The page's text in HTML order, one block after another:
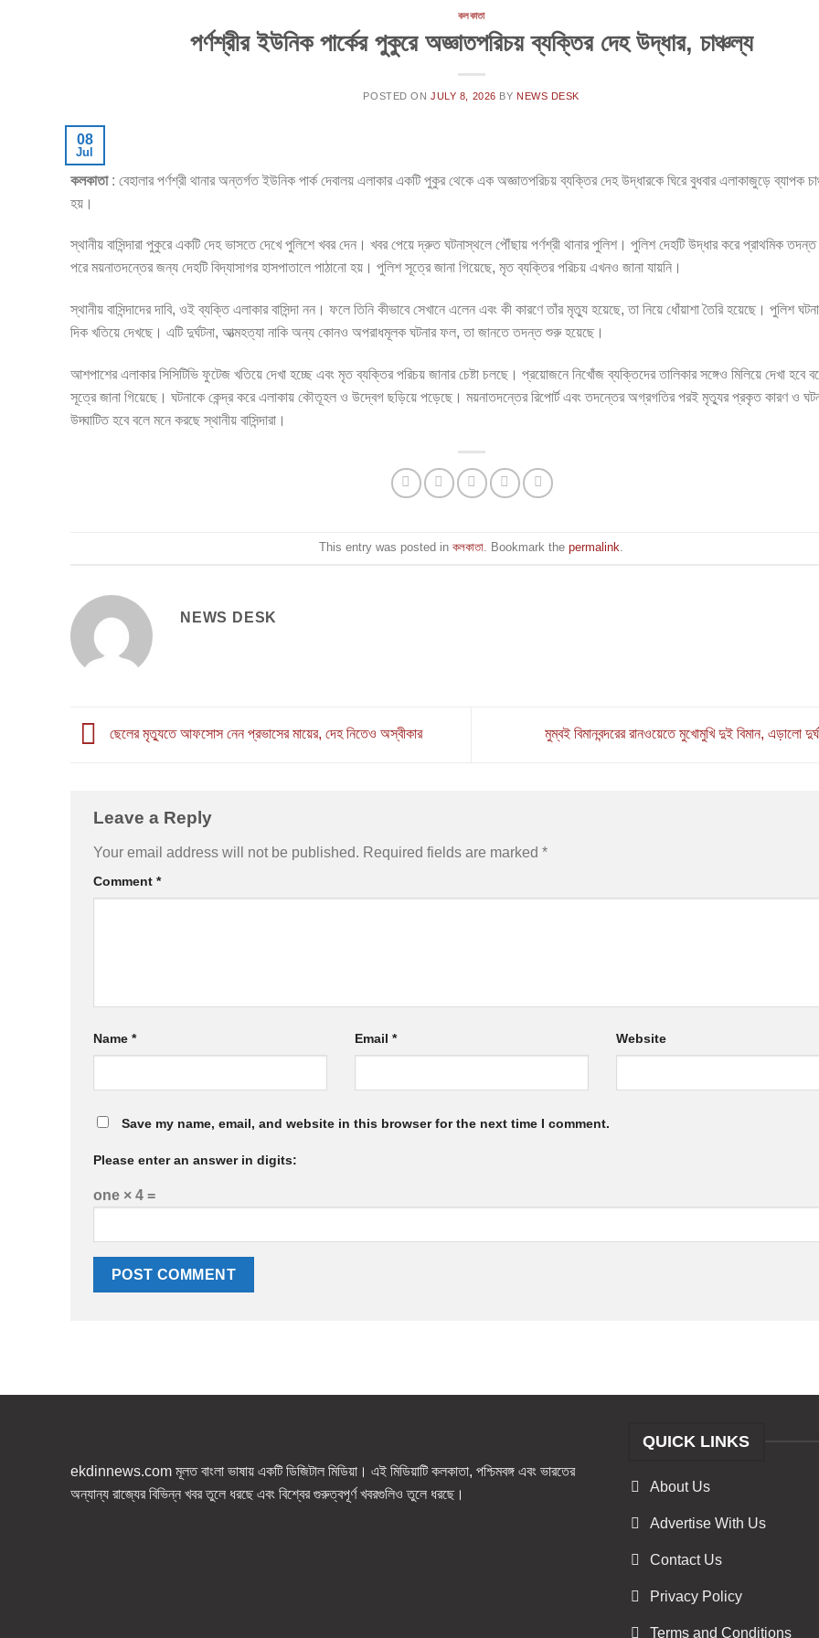
কলকাতা
পর্ণশ্রীর ইউনিক পার্কের পুকুরে অজ্ঞাতপরিচয় ব্যক্তির দেহ উদ্ধার, চাঞ্চল্য
POSTED ONJULY 8, 2026 BY NEWS DESK
08
Jul
কলকাতা : বেহালার পর্ণশ্রী থানার অন্তর্গত ইউনিক পার্ক দেবালয় এলাকার একটি পুকুর থেকে এক অজ্ঞাতপরিচয় ব্যক্তির দেহ উদ্ধারকে ঘিরে বুধবার এলাকাজুড়ে ব্যাপক
হয়।
স্থানীয় বাসিন্দারা পুকুরে একটি দেহ ভাসতে দেখে পুলিশে খবর দেন। খবর পেয়ে দ্রুত ঘটনাস্থলে পৌঁছায় পর্ণশ্রী থানার পুলিশ। পুলিশ দেহটি উদ্ধার করে প্রাথমিক
পরে ময়নাতদন্তের জন্য দেহটি বিদ্যাসাগর হাসপাতালে পাঠানো হয়। পুলিশ সূত্রে জানা গিয়েছে, মৃত ব্যক্তির পরিচয় এখনও জানা যায়নি।
স্থানীয় বাসিন্দাদের দাবি, ওই ব্যক্তি এলাকার বাসিন্দা নন। ফলে তিনি কীভাবে সেখানে এলেন এবং কী কারণে তাঁর মৃত্যু হয়েছে, তা নিয়ে ধোঁয়াশা তৈরি হয়েছে। পুলিশ
দিক খতিয়ে দেখছে। এটি দুর্ঘটনা, আত্মহত্যা নাকি অন্য কোনও অপরাধমূলক ঘটনার ফল, তা জানতে তদন্ত শুরু হয়েছে।
আশপাশের এলাকার সিসিটিভি ফুটেজ খতিয়ে দেখা হচ্ছে এবং মৃত ব্যক্তির পরিচয় জানার চেষ্টা চলছে। প্রয়োজনে নিখোঁজ ব্যক্তিদের তালিকার সঙ্গেও মিলিয়ে দেখা হবে
সূত্রে জানা গিয়েছে। ঘটনাকে কেন্দ্র করে এলাকায় কৌতূহল ও উদ্বেগ ছড়িয়ে পড়েছে। ময়নাতদন্তের রিপোর্ট এবং তদন্তের অগ্রগতির পরই মৃত্যুর প্রকৃত কারণ ও
উদ্ঘাটিত হবে বলে মনে করছে স্থানীয় বাসিন্দারা।
This entry was posted inকলকাতা. Bookmark thepermalink.
NEWS DESK
ছেলের মৃত্যুতে আফসোস নেন প্রভাসের মায়ের, দেহ নিতেও অস্বীকার মুম্বই বিমানবন্দরের রানওয়েতে মুখোমুখি দুই বিমান, এড়ালো
Leave a Reply
Your email address will not be published. Required fields are marked *
Comment *
Name * Email * Website
Save my name, email, and website in this browser for the next time I comment.
Please enter an answer in digits:
one × 4 =
ekdinnews.com মূলত বাংলা ভাষায় একটি ডিজিটাল মিডিয়া। এই মিডিয়াটি কলকাতা, পশ্চিমবঙ্গ এবং ভারতের
অন্যান্য রাজ্যের বিভিন্ন খবর তুলে ধরছে এবং বিশ্বের গুরুত্বপূর্ণ খবরগুলিও তুলে ধরছে।
QUICK LINKS
About Us
Advertise With Us
Contact Us
Privacy Policy
Terms and Conditions